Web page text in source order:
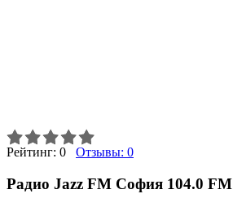
Рейтинг: 0 Отзывы: 0
Радио Jazz FM София 104.0 FM